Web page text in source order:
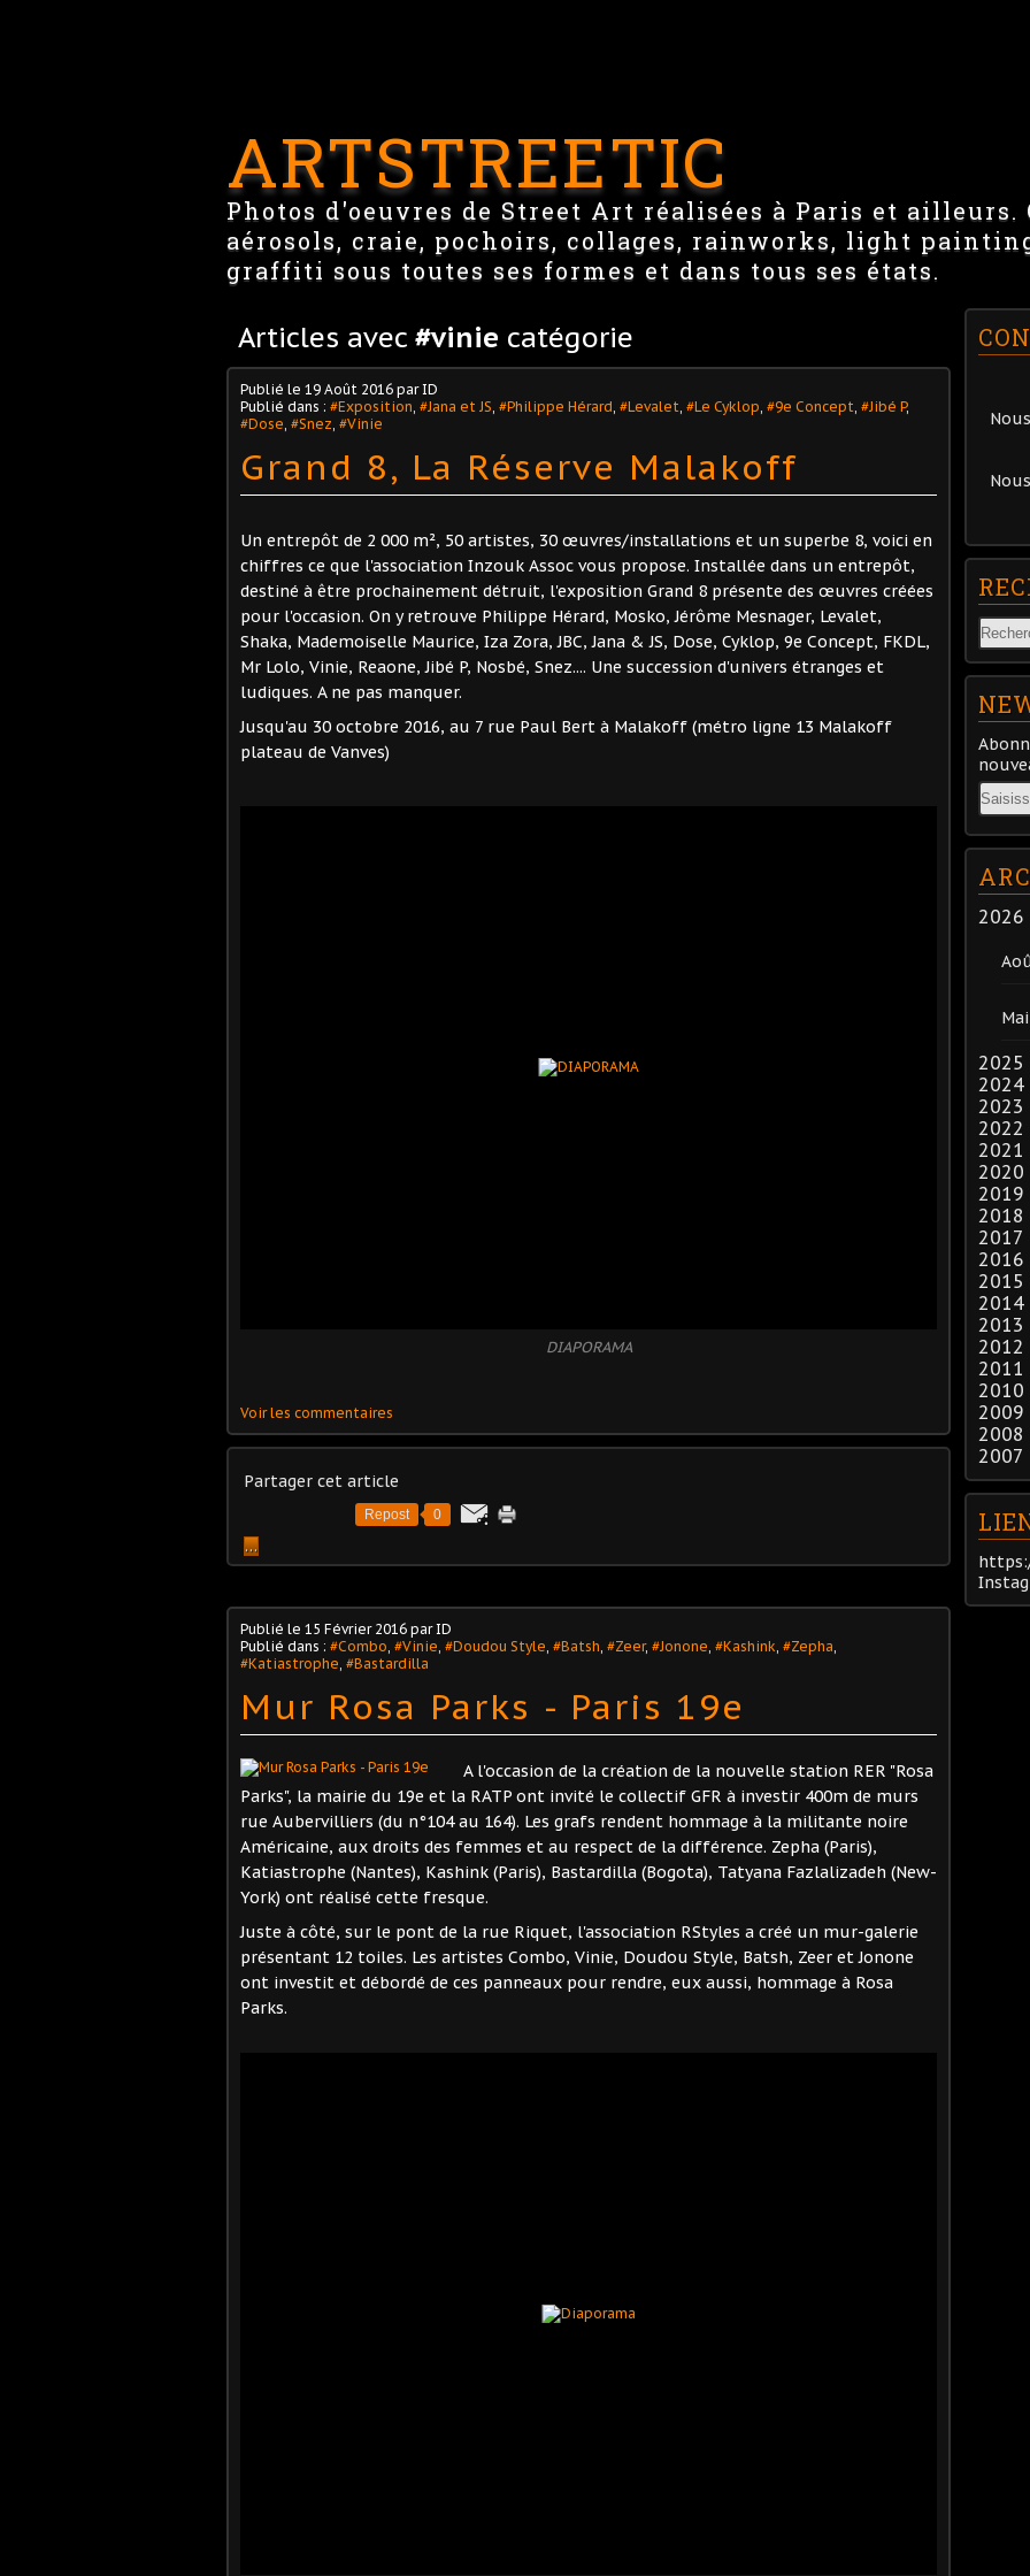
ARTSTREETIC
Photos d'oeuvres de Street Art réalisées à Paris et ailleurs.
aérosols, craie, pochoirs, collages, rainworks, light
graffiti sous toutes ses formes et dans tous ses états.
Articles avec #vinie catégorie
Publié le 19 Août 2016 par ID
Publié dans : #Exposition, #Jana et JS, #Philippe Hérard, #Levalet, #Le Cyklop, #9e Concept, #Jibé P,
#Dose, #Snez, #Vinie
Grand 8, La Réserve Malakoff
Un entrepôt de 2 000 m², 50 artistes, 30 œuvres/installations et un superbe 8, voici en
chiffres ce que l'association Inzouk Assoc vous propose. Installée dans un entrepôt,
destiné à être prochainement détruit, l'exposition Grand 8 présente des œuvres créées
pour l'occasion. On y retrouve Philippe Hérard, Mosko, Jérôme Mesnager, Levalet,
Shaka, Mademoiselle Maurice, Iza Zora, JBC, Jana & JS, Dose, Cyklop, 9e Concept, FKDL,
Mr Lolo, Vinie, Reaone, Jibé P, Nosbé, Snez.... Une succession d'univers étranges et
ludiques. A ne pas manquer.
Jusqu'au 30 octobre 2016, au 7 rue Paul Bert à Malakoff (métro ligne 13 Malakoff
plateau de Vanves)
DIAPORAMA
Voir les commentaires
Partager cet article
Repost 0
…
Publié le 15 Février 2016 par ID
Publié dans : #Combo #Vinie #Doudou Style #Batsh #Zeer, #Jonone #Kashink #Zepha
#Katiastrophe #Bastardilla
Mur Rosa Parks - Paris 19e
A l'occasion de la création de la nouvelle station RER "Rosa
Parks", la mairie du 19e et la RATP ont invité le collectif GFR à investir 400m de murs
rue Aubervilliers (du n°104 au 164). Les grafs rendent hommage à la militante noire
Américaine, aux droits des femmes et au respect de la différence. Zepha (Paris),
Katiastrophe (Nantes), Kashink (Paris), Bastardilla (Bogota), Tatyana Fazlalizadeh (New-
York) ont réalisé cette fresque.
Juste à côté, sur le pont de la rue Riquet, l'association RStyles a créé un mur-galerie
présentant 12 toiles. Les artistes Combo, Vinie, Doudou Style, Batsh, Zeer et Jonone
ont investit et débordé de ces panneaux pour rendre, eux aussi, hommage à Rosa
Parks.
Email
2026
Mai
2025
2024
2023
2022
2021
2020
2019
2018
2017
2016
2015
2014
2013
2012
2011
2010
2009
2008
2007